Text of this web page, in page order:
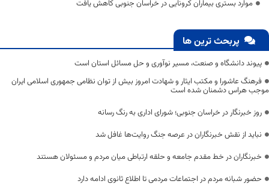
موارد بستری بیماران کرونایی در خراسان جنوبی کاهش یافت
پربحث ترین ها
پیوند دانشگاه و صنعت، مسیر نوآوری و حل مسائل استان است
فرهنگ عاشورا و مکتب ایثار و شهادت امروز بیش از توان نظامی جمهوری اسلامی ایران
موجب هراس دشمنان شده است
روز خبرنگار در خراسان جنوبی؛ شورای اداری به رنگ رسانه
نباید از نقش خبرنگاران در عرصه جنگ روایت‌ها غافل شد
خبرنگاران در خط مقدم جامعه و حلقه ارتباطی میان مردم و مسئولان هستند
حضور شبانه مردم در اجتماعات مردمی تا اطلاع ثانوی ادامه دارد